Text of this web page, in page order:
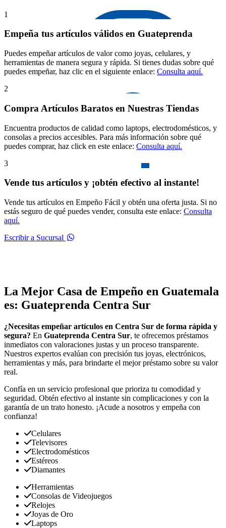
1
Empeña tus artículos válidos en Guateprenda
Puedes empeñar artículos de valor como joyas, celulares, y
herramientas de manera segura y rápida. Si tienes dudas sobre qué
puedes empeñar, haz clic en el siguiente enlace: Consulta aquí.
2
Compra Artículos Baratos en Nuestras Tiendas
Encuentra productos de calidad como laptops, electrodomésticos, y
consolas a precios accesibles. Para más información sobre qué
puedes comprar, haz click en este enlace: Consulta aquí.
3
Vende tus artículos y ¡obtén efectivo al instante!
Vende tus artículos en Empeño Fácil y obtén una oferta justa. Si no
estás seguro de qué puedes vender, consulta este enlace: Consulta
aquí.
Escribir a Sucursal
La Mejor Casa de Empeño en Guatemala
es: Guateprenda Centra Sur
¿Necesitas empeñar artículos en Centra Sur de forma rápida y
segura? En Guateprenda Centra Sur, te ofrecemos préstamos
inmediatos con valoraciones justas y un proceso transparente.
Nuestros expertos evalúan con precisión tus joyas, electrónicos,
herramientas y más, para brindarte el mejor préstamo sobre su valor
real.
Confía en un servicio profesional que prioriza tu comodidad y
seguridad. Obtén efectivo al instante sin complicaciones y con la
garantía de un trato honesto. ¡Acude a nosotros y empeña con
confianza!
Celulares
Televisores
Electrodomésticos
Estéreos
Diamantes
Herramientas
Consolas de Videojuegos
Relojes
Joyas de Oro
Laptops